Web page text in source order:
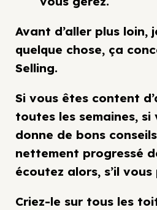
Avant d’aller plus loin,
quelque chose, ça
Selling.
Si vous êtes content
toutes les semaines, si
donne de bons
nettement progressé
écoutez alors, s’il
Criez-le sur tous les